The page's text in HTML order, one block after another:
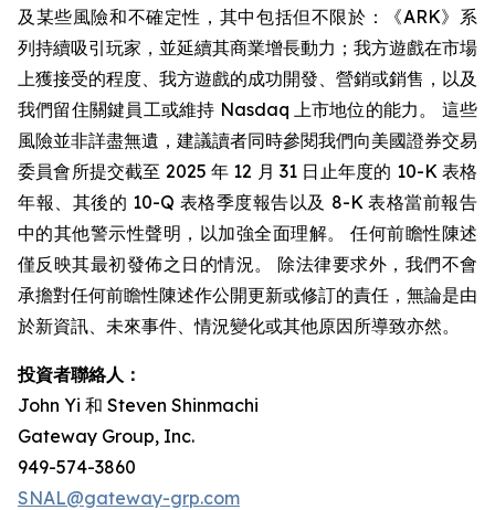
及某些風險和不確定性，其中包括但不限於：《ARK》系
列持續吸引玩家，並延續其商業增長動力；我方遊戲在市場
上獲接受的程度、我方遊戲的成功開發、營銷或銷售，以及
我們留住關鍵員工或維持 Nasdaq 上市地位的能力。 這些
風險並非詳盡無遺，建議讀者同時參閱我們向美國證券交易
委員會所提交截至 2025 年 12 月 31 日止年度的 10-K 表格
年報、其後的 10-Q 表格季度報告以及 8-K 表格當前報告
中的其他警示性聲明，以加強全面理解。 任何前瞻性陳述
僅反映其最初發佈之日的情況。 除法律要求外，我們不會
承擔對任何前瞻性陳述作公開更新或修訂的責任，無論是由
於新資訊、未來事件、情況變化或其他原因所導致亦然。
投資者聯絡人：
John Yi 和 Steven Shinmachi
Gateway Group, Inc.
949-574-3860
SNAL@gateway-grp.com